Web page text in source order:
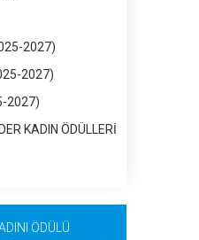
2027)
2027)
2027)
KADIN ÖDÜLLERİ
ÖDÜLÜ